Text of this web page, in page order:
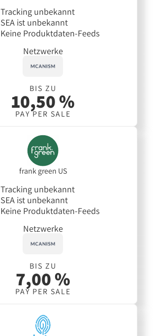
Tracking unbekannt
SEA ist unbekannt
Keine Produktdaten-Feeds
Netzwerke
BIS ZU
10,50 %
PAY PER SALE
frank green US
Tracking unbekannt
SEA ist unbekannt
Keine Produktdaten-Feeds
Netzwerke
BIS ZU
7,00 %
PAY PER SALE